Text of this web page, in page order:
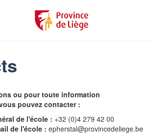
ou pour toute information
pouvez contacter :
de l'école : +32 (0)4 279 42 00
de l'école : epherstal@provincedeliege.be